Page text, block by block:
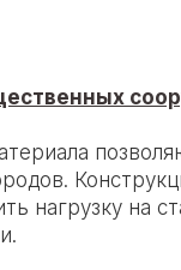
нагрузку на